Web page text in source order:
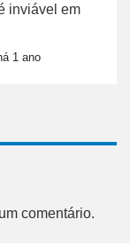
inviável em
1 ano
comentário.